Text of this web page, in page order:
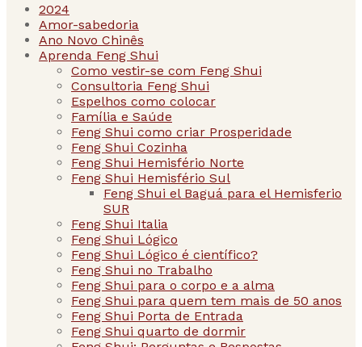
2024
Amor-sabedoria
Ano Novo Chinês
Aprenda Feng Shui
Como vestir-se com Feng Shui
Consultoria Feng Shui
Espelhos como colocar
Família e Saúde
Feng Shui como criar Prosperidade
Feng Shui Cozinha
Feng Shui Hemisfério Norte
Feng Shui Hemisfério Sul
Feng Shui el Baguá para el Hemisferio
SUR
Feng Shui Italia
Feng Shui Lógico
Feng Shui Lógico é científico?
Feng Shui no Trabalho
Feng Shui para o corpo e a alma
Feng Shui para quem tem mais de 50 anos
Feng Shui Porta de Entrada
Feng Shui quarto de dormir